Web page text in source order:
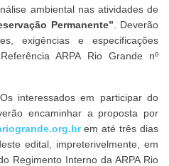
ambiental nas atividades de
Permanente” . Deverão
exigências e especificações
ARPA Rio Grande nº
Os interessados em participar do
encaminhar a proposta por
em até três dias
edital, impreterivelmente, em
Regimento Interno da ARPA Rio